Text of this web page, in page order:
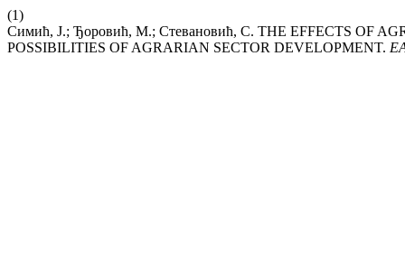
(1)
Симић, Ј.; Ђоровић, М.; Стевановић, С. THE EFFECTS OF
POSSIBILITIES OF AGRARIAN SECTOR DEVELOPMENT.